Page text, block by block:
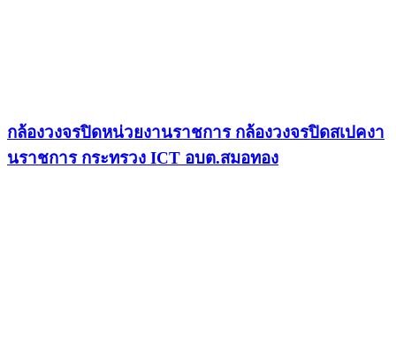
กล้องวงจรปิดหน่วยงานราชการ กล้องวงจรปิดสเปคงา
นราชการ กระทรวง ICT อบต.สมอทอง